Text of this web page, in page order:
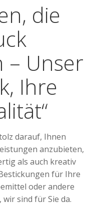
die
– Unser
Ihre
darauf, Ihnen
anzubieten,
als auch kreativ
für Ihre
oder andere
sind für Sie da.